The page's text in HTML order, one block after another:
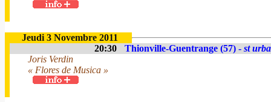
Jeudi 3 Novembre 2011
20:30
Thionville-Guentrange (57) - st
Joris Verdin
« Flores de Musica »